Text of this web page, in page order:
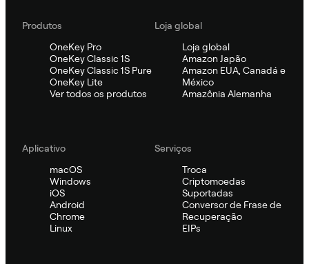
Produtos
OneKey Pro
OneKey Classic 1S
OneKey Classic 1S Pure
OneKey Lite
Ver todos os produtos
Loja global
Loja global
Amazon Japão
Amazon EUA, Canadá e
México
Amazônia Alemanha
Aplicativo
macOS
Windows
iOS
Android
Chrome
Linux
Serviços
Troca
Criptomoedas
Suportadas
Conversor de Frase de
Recuperação
EIPs